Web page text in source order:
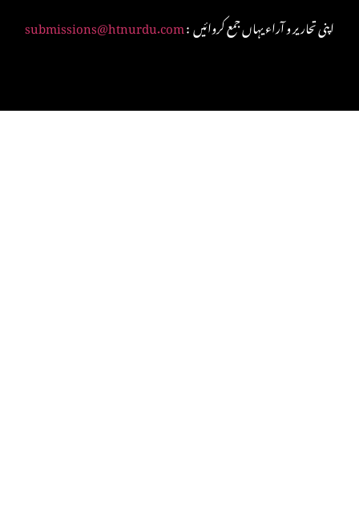
submissions@htnurdu.com : اپنی تحاریر و آراء یہاں جمع کروائیں